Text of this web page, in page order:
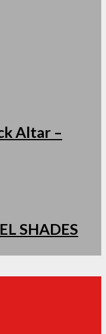
Altar –
SHADES